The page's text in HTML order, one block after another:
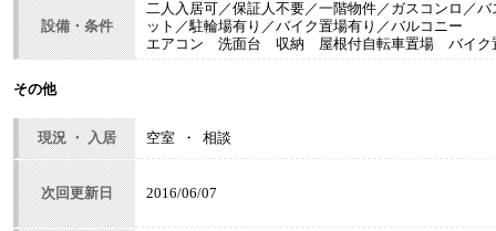
設備・条件
二人入居可／保証人不要／一階物件／ガスコンロ／
ット／駐輪場有り／バイク置場有り／バルコニー
エアコン 洗面台 収納 屋根付自転車置場 バイ
その他
現況 ・ 入居 空室 ・ 相談
次回更新日 2016/06/07